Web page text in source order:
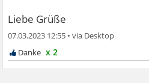
Liebe Grüße
07.03.2023 12:55 •
x 2